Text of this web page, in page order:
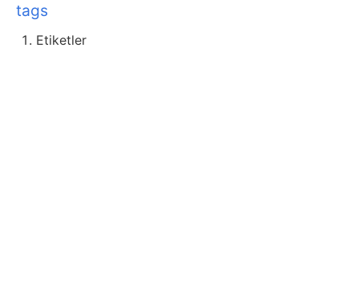
tags
Etiketler